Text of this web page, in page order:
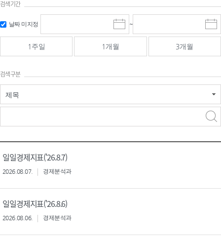
검색기간
날짜 미지정
시
작
일
선
~
종
료
선
1주일 1개월 3개월
검색구분
제목
일일경제지표('26.8.7)
2026.08.07. 경제분석과
일일경제지표('26.8.6)
2026.08.06. 경제분석과